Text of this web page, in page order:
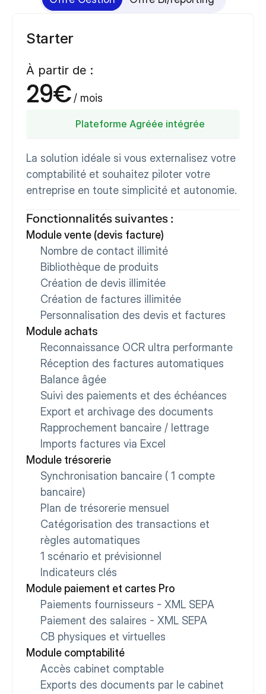
Starter
À partir de :
29€ / mois
Plateforme Agréée intégrée
La solution idéale si vous externalisez votre
comptabilité et souhaitez piloter votre
entreprise en toute simplicité et autonomie.
Fonctionnalités suivantes :
Module trésorerie
Synchronisation bancaire ( 1 compte
bancaire)
Plan de trésorerie mensuel
Catégorisation des transactions et
règles automatiques
1 scénario et prévisionnel
Indicateurs clés
Module achats
Reconnaissance OCR ultra performante
Réception des factures automatiques
Balance âgée
Suivi des paiements et des échéances
Export et archivage des documents
Rapprochement bancaire / lettrage
Imports factures via Excel
Module vente (devis facture)
Nombre de contact illimité
Bibliothèque de produits
Création de devis illimitée
Création de factures illimitée
Personnalisation des devis et factures
Module paiement et cartes Pro
Paiements fournisseurs - XML SEPA
CB physiques et virtuelles
Paiement des salaires - XML SEPA
Module comptabilité
Exports des documents par le cabinet
Accès cabinet comptable